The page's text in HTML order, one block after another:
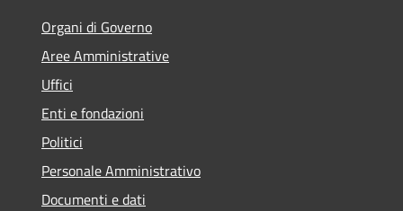
Organi di Governo
Aree Amministrative
Uffici
Enti e fondazioni
Politici
Personale Amministrativo
Documenti e dati